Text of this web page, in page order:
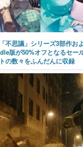
不思議」シリーズ3部作お
版が50%オフとなるセー
の数々をふんだんに収録